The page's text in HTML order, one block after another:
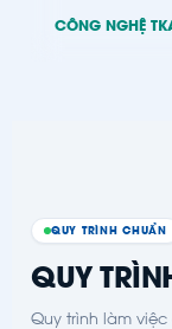
CÔNG NGHỆ
QUY TRÌNH CHUẨN
QUY
Quy trình làm